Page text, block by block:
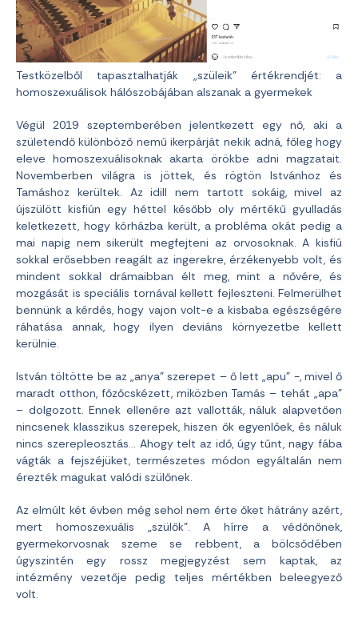
Testközelből tapasztalhatják „szüleik” értékrendjét: a
homoszexuálisok hálószobájában alszanak a gyermekek
Végül 2019 szeptemberében jelentkezett egy nő, aki a
születendő különböző nemű ikerpárját nekik adná, főleg hogy
eleve homoszexuálisoknak akarta örökbe adni magzatait.
Novemberben világra is jöttek, és rögtön Istvánhoz és
Tamáshoz kerültek. Az idill nem tartott sokáig, mivel az
újszülött kisfiún egy héttel később oly mértékű gyulladás
keletkezett, hogy kórházba került, a probléma okát pedig a
mai napig nem sikerült megfejteni az orvosoknak. A kisfiú
sokkal erősebben reagált az ingerekre, érzékenyebb volt, és
mindent sokkal drámaibban élt meg, mint a nővére, és
mozgását is speciális tornával kellett fejleszteni. Felmerülhet
bennünk a kérdés, hogy vajon volt-e a kisbaba egészségére
ráhatása annak, hogy ilyen deviáns környezetbe kellett
kerülnie.
István töltötte be az „anya” szerepet – ő lett „apu” -, mivel ő
maradt otthon, főzőcskézett, miközben Tamás – tehát „apa”
– dolgozott. Ennek ellenére azt vallották, náluk alapvetően
nincsenek klasszikus szerepek, hiszen ők egyenlőek, és náluk
nincs szerepleosztás… Ahogy telt az idő, úgy tűnt, nagy fába
vágták a fejszéjüket, természetes módon egyáltalán nem
érezték magukat valódi szülőnek.
Az elmúlt két évben még sehol nem érte őket hátrány azért,
mert homoszexuális „szülők”. A hírre a védőnőnek,
gyermekorvosnak szeme se rebbent, a bölcsődében
úgyszintén egy rossz megjegyzést sem kaptak, az
intézmény vezetője pedig teljes mértékben beleegyező
volt.